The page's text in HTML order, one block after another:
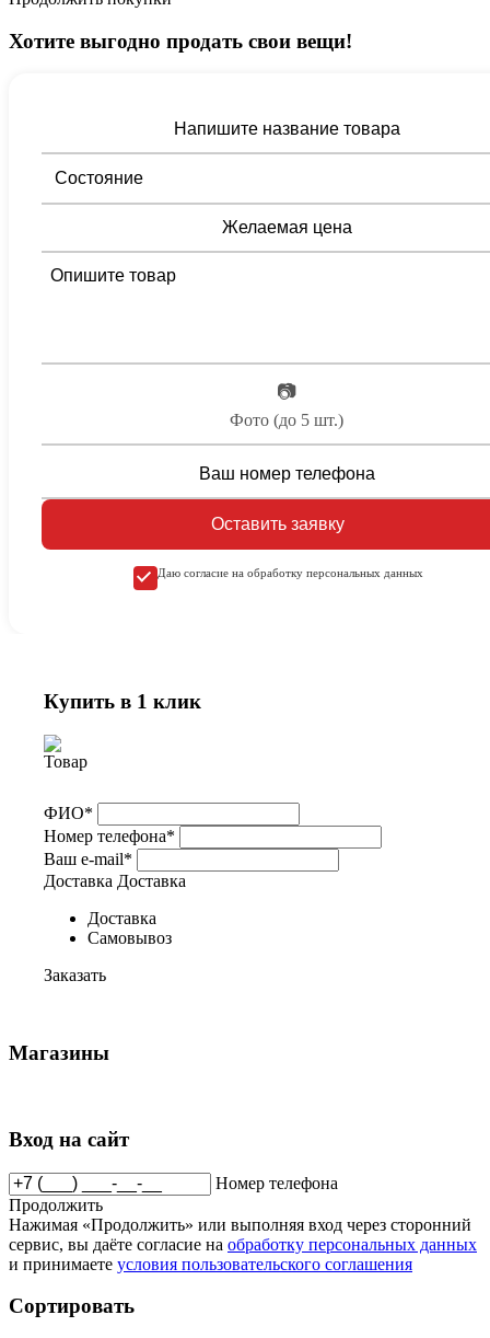
Хотите выгодно продать свои вещи!
📷
Фото (до 5 шт.)
Оставить заявку
Даю согласие на обработку персональных данных
Купить в 1 клик
ФИО*
Номер телефона*
Ваш e-mail*
Доставка Доставка
Доставка
Самовывоз
Заказать
Магазины
Вход на сайт
Номер телефона
Продолжить
Нажимая «Продолжить» или выполняя вход через сторонний
сервис, вы даёте согласие на обработку персональных данных
и принимаете условия пользовательского соглашения
Сортировать